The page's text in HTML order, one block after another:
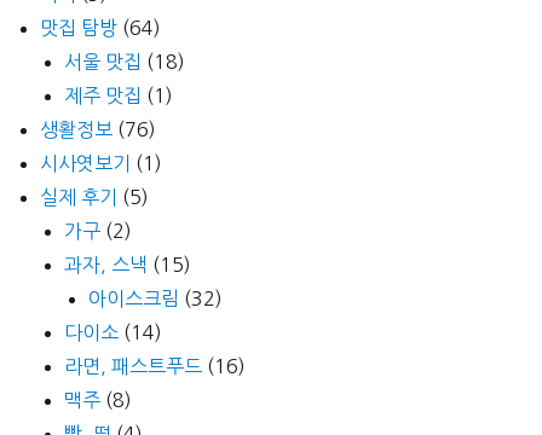
맛집 탐방 (64)
서울 맛집 (18)
제주 맛집 (1)
생활정보 (76)
시사엿보기
(1)
실제 후기
(5)
가구 (2)
과자, 스낵 (15)
아이스크림 (32)
다이소 (14)
라면, 패스트푸드 (16)
맥주 (8)